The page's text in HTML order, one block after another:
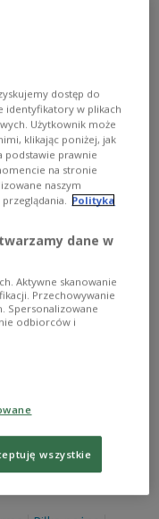
mln zł kary
uznał, że
Śląska
swoich udziałów -
dostęp do
identyfikatory w plikach
Użytkownik może
klikając poniżej, jak
podstawie prawnie
na stronie
naszym
Polityka
dane w
Aktywne skanowanie
Przechowywanie
Spersonalizowane
odbiorców i
wszystkie